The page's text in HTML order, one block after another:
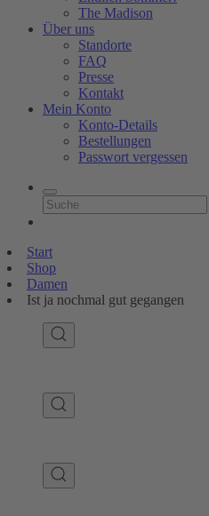
The Madison
Über uns
Standorte
FAQ
Presse
Kontakt
Mein Konto
Konto-Details
Bestellungen
Passwort vergessen
Start
Shop
Damen
Ist ja nochmal gut gegangen